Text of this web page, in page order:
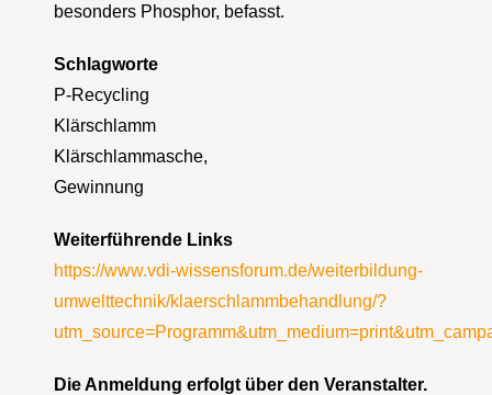
besonders Phosphor, befasst.
Schlagworte
P-Recycling
Klärschlamm
Klärschlammasche,
Gewinnung
Weiterführende Links
https://www.vdi-wissensforum.de/weiterbildung-
umwelttechnik/klaerschlammbehandlung/?
Die Anmeldung erfolgt über den Veranstalter.